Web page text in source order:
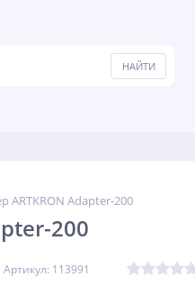
ARTKRON Adapter-200
200
Артикул: 113991